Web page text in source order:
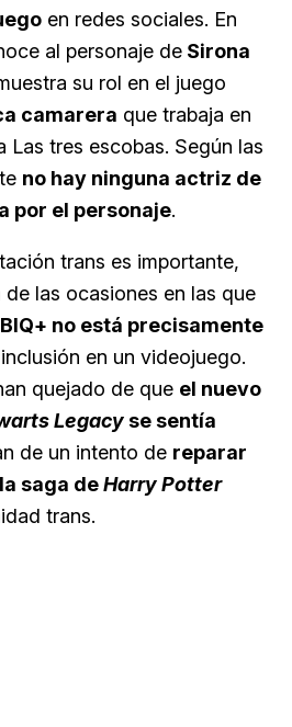
en redes sociales. En
al personaje de Sirona
su rol en el juego
camarera que trabaja en
Las tres escobas. Según las
no hay ninguna actriz de
por el personaje.
trans es importante,
de las ocasiones en las que
no está precisamente
en un videojuego.
quejado de que el nuevo
Legacyse sentía
de un intento de reparar
saga deHarry Potter
trans.